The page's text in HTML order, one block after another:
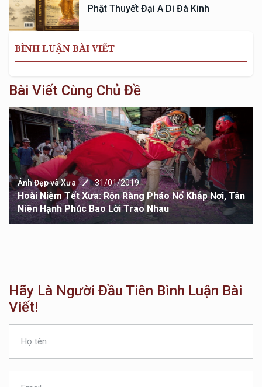
Phật Thuyết Đại A Di Đà Kinh
BÌNH LUẬN BÀI VIẾT
Bài Viết Cùng Chủ Đề
Ảnh Đẹp và Xưa 31/01/2019
Hoài Niệm Tết Xưa: Rộn Ràng Pháo Nổ Khắp Nơi, Tân
Niên Hạnh Phúc Bao Lời Trao Nhau
Hãy Là Người Đầu Tiên Bình Luận Bài
Viết!